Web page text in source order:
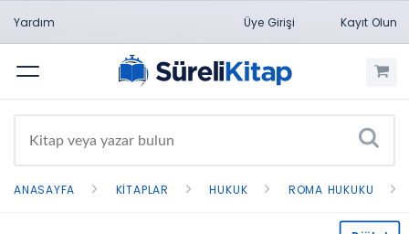
Yardım Üye Girişi Kayıt Olun
Menü
ANASAYFA KITAPLAR HUKUK ROMA HUKUKU